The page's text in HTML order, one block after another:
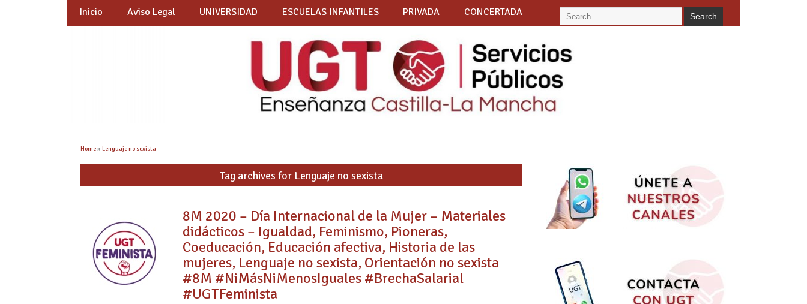
Inicio Aviso Legal UNIVERSIDAD ESCUELAS INFANTILES PRIVADA CONCERTADA
Home»Lenguaje no sexista
Tag archives for Lenguaje no sexista
8M 2020 – Día Internacional de la Mujer – Materiales
didácticos – Igualdad, Feminismo, Pioneras,
Coeducación, Educación afectiva, Historia de las
mujeres, Lenguaje no sexista, Orientación no sexista
#8M #NiMásNiMenosIguales #BrechaSalarial
#UGTFeminista